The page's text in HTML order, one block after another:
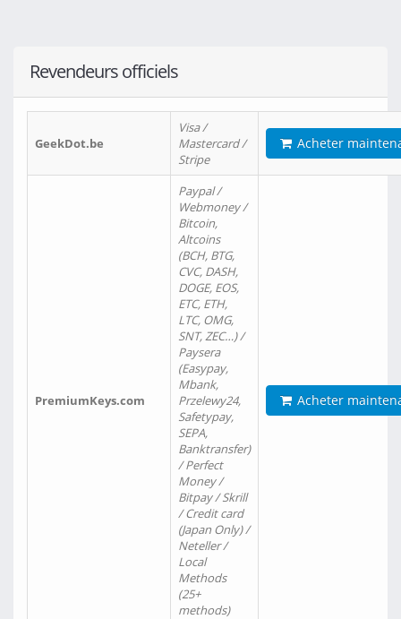
Revendeurs officiels
GeekDot.be
Visa /
Mastercard /
Stripe
Acheter
PremiumKeys.com
Paypal /
Webmoney /
Bitcoin,
Altcoins
(BCH, BTG,
CVC, DASH,
DOGE, EOS,
ETC, ETH,
LTC, OMG,
SNT, ZEC…) /
Paysera
(Easypay,
Mbank,
Przelewy24,
Safetypay,
SEPA,
Banktransfer)
/ Perfect
Money /
Bitpay / Skrill
/ Credit card
(Japan Only) /
Neteller /
Local
Methods
(25+
methods)
Acheter